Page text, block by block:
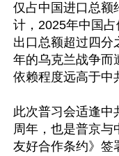
仅占中国进口总额
计，2025年中国
出口总额超过四分
年的乌克兰战争而
依赖程度远高于中
此次普习会适逢中
周年，也是普京与
友好合作条约》签